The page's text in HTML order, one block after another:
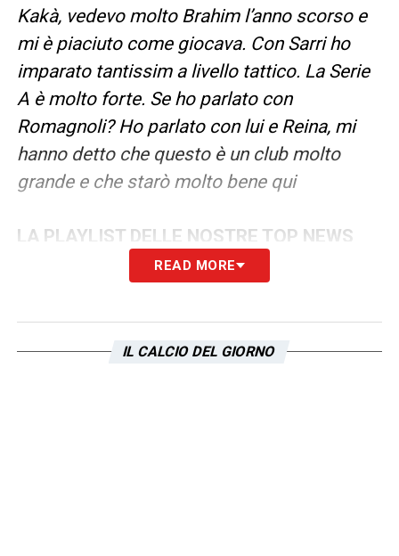
Kakà, vedevo molto Brahim l’anno scorso e
mi è piaciuto come giocava. Con Sarri ho
imparato tantissim a livello tattico. La Serie
A è molto forte. Se ho parlato con
Romagnoli? Ho parlato con lui e Reina, mi
hanno detto che questo è un club molto
grande e che starò molto bene qui
LA PLAYLIST DELLE NOSTRE TOP NEWS
READ MORE
IL CALCIO DEL GIORNO